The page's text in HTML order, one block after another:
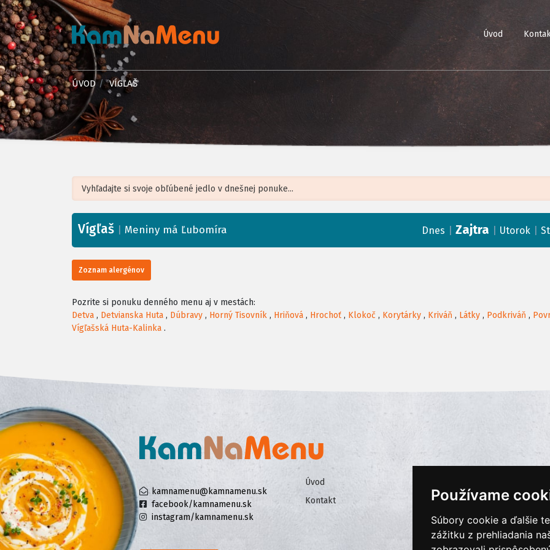
Používame
Súbory cookie a ďalšie
zážitku z prehliadania
Úvod
ÚVOD VÍGĽAŠ
+
−
Vígľaš Meniny má Ľubomíra Dnes Zajtra Utorok
Zoznam alergénov
Pozrite si ponuku denného menu aj v mestách:
Detva , Detvianska Huta , Dúbravy , Horný Tisovník , Hriňová , Hrochoť , Klokoč , Korytárky , Kriváň , Látky , Podkriváň ,
Vígľašská Huta-Kalinka .
kamnamenu@kamnamenu.sk
facebook/kamnamenu.sk
instagram/kamnamenu.sk
Úvod
Kontakt
Ochrana osobných údajov
Cookies